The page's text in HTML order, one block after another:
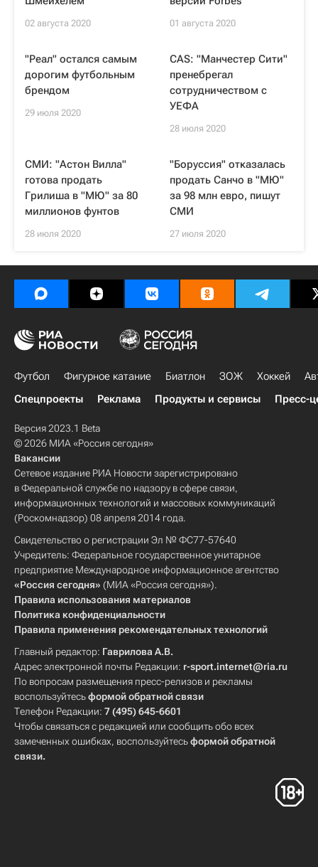
02 августа 2020 01 августа 2020
"Реал" остался самым
дорогим футбольным
брендом
29 июля 2020
CAS: "Манчестер Сити"
пренебрегал
сотрудничеством с
УЕФА
28 июля 2020
СМИ: "Астон Вилла"
готова продать
Грилиша в "МЮ" за 80
миллионов фунтов
28 июля 2020
"Боруссия" отказалась
продать Санчо в "МЮ"
за 98 млн евро, пишут
СМИ
27 июля 2020
Футбол Фигурное катание Биатлон ЗОЖ Хоккей
Спецпроекты
Реклама Продукты и сервисы Пресс-
Версия 2023.1 Beta
© 2026 МИА «Россия сегодня»
Вакансии
Сетевое издание РИА Новости зарегистрировано
в Федеральной службе по надзору в сфере связи,
информационных технологий и массовых коммуникаций
(Роскомнадзор) 08 апреля 2014 года.
Свидетельство о регистрации Эл № ФС77-57640
Учредитель: Федеральное государственное унитарное
предприятие Международное информационное агентство
«Россия сегодня» (МИА «Россия сегодня»).
Правила использования материалов
Политика конфиденциальности
Правила применения рекомендательных технологий
Главный редактор: Гаврилова А.В.
Адрес электронной почты Редакции: r-sport.internet@ria.ru
По вопросам размещения пресс-релизов и рекламы
воспользуйтесьформой обратной связи
Телефон Редакции: 7 (495) 645-6601
Чтобы связаться с редакцией или сообщить обо всех
замеченных ошибках, воспользуйтесьформой обратной
связи.